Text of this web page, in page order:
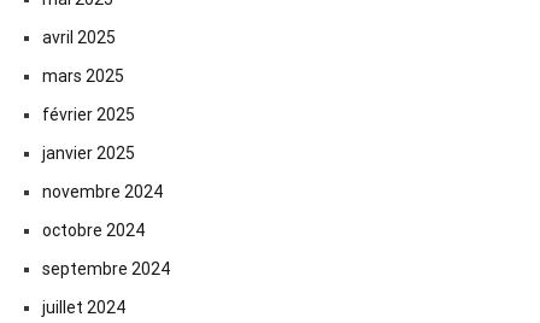
avril 2025
mars 2025
février 2025
janvier 2025
novembre 2024
octobre 2024
septembre 2024
juillet 2024